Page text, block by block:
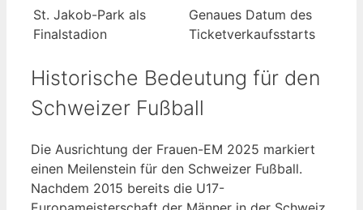
St. Jakob-Park als
Finalstadion
Genaues Datum des
Ticketverkaufsstarts
Historische Bedeutung für den
Schweizer Fußball
Die Ausrichtung der Frauen-EM 2025 markiert
einen Meilenstein für den Schweizer Fußball.
Nachdem 2015 bereits die U17-